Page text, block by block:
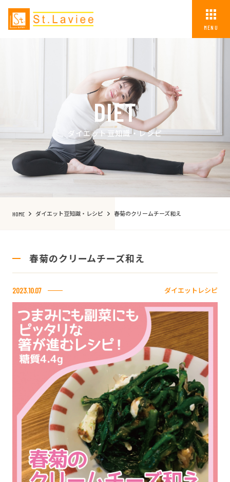
MENU
DIET
ダイエット豆知識・レシピ
HOME ダイエット豆知識・レシピ 春菊のクリームチーズ和え
春菊のクリームチーズ和え
2023.10.07 ダイエットレシピ